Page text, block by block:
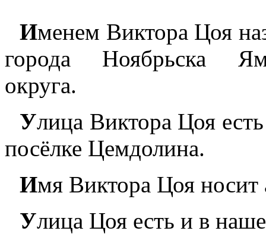
Именем Виктора Цоя
города Ноябрьска
округа.
Улица Виктора Цоя
посёлке Цемдолина.
Имя Виктора Цоя
Улица Цоя есть и в